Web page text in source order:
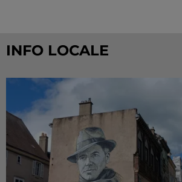
INFO LOCALE